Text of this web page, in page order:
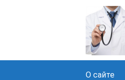
О сайте